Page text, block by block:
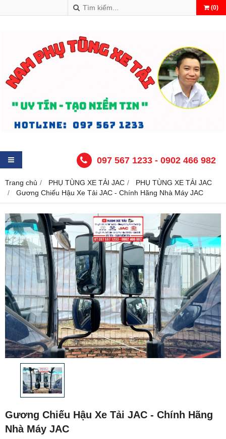
(0)
097 567 1233 - 0902 466 982
Trang chủ PHỤ TÙNG XE TẢI JAC
PHỤ TÙNG XE TẢI JAC
Gương Chiếu Hậu Xe Tải JAC - Chính Hãng Nhà Máy JAC
Gương Chiếu Hậu Xe Tải JAC - Chính Hãng
Nhà Máy JAC